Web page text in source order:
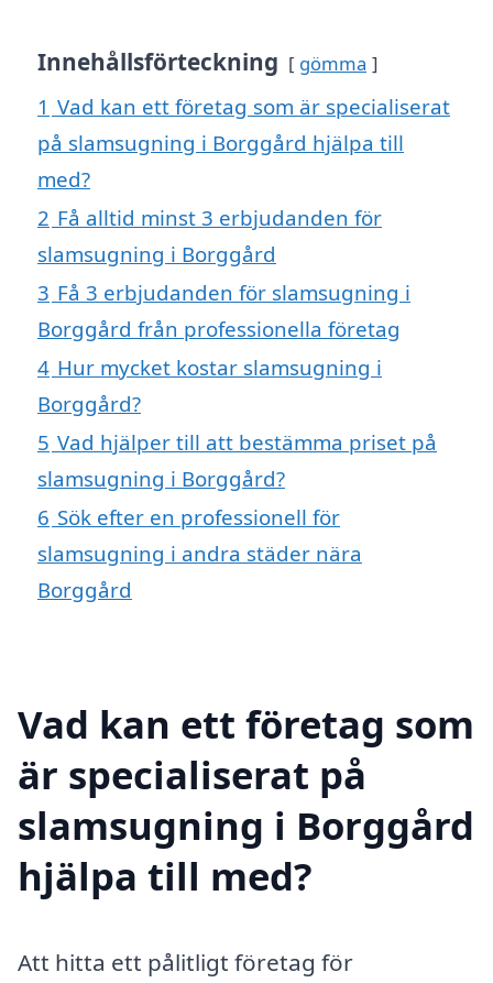
Innehållsförteckning gömma
1 Vad kan ett företag som är specialiserat
på slamsugning i Borggård hjälpa till
med?
2 Få alltid minst 3 erbjudanden för
slamsugning i Borggård
3 Få 3 erbjudanden för slamsugning i
Borggård från professionella företag
4 Hur mycket kostar slamsugning i
Borggård?
5 Vad hjälper till att bestämma priset på
slamsugning i Borggård?
6 Sök efter en professionell för
slamsugning i andra städer nära
Borggård
Vad kan ett företag som
är specialiserat på
slamsugning i Borggård
hjälpa till med?
Att hitta ett pålitligt företag för